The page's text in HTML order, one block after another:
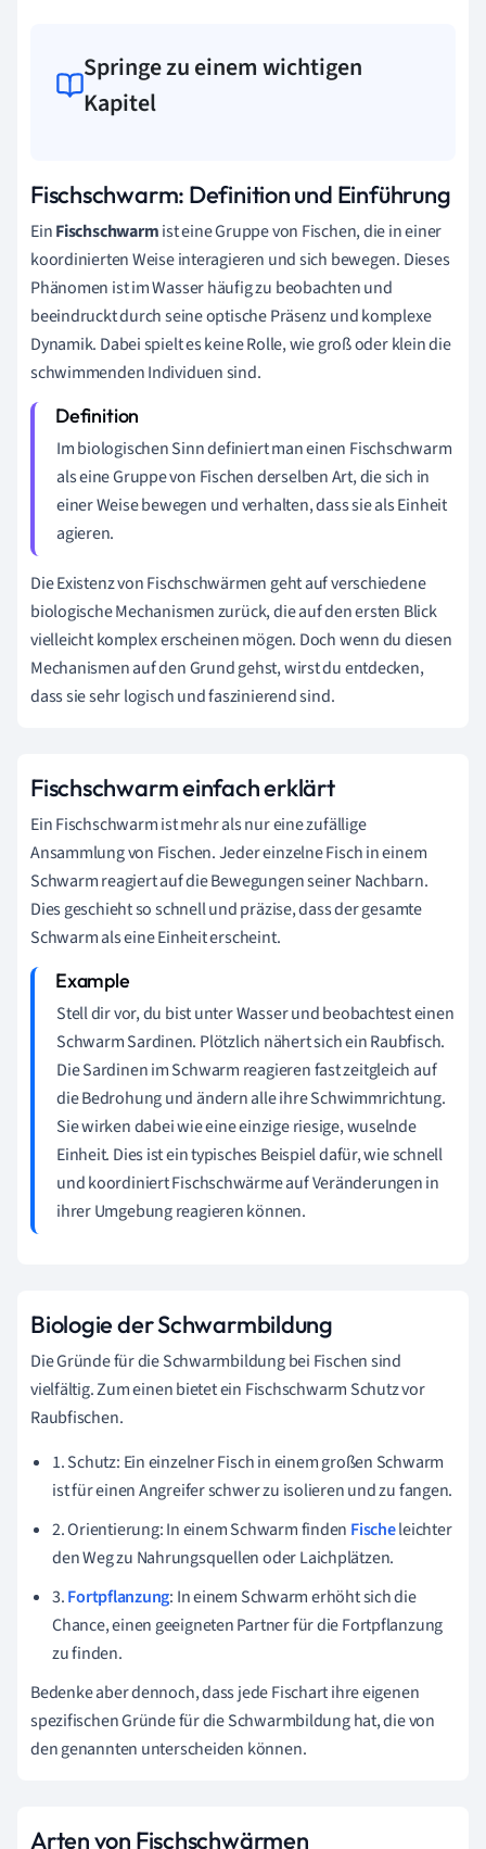
Springe zu einem wichtigen
Kapitel
Fischschwarm: Definition und Einführung
EinFischschwarmist eine Gruppe von Fischen, die in einer
koordinierten Weise interagieren und sich bewegen. Dieses
Phänomen ist im Wasser häufig zu beobachten und
beeindruckt durch seine optische Präsenz und komplexe
Dynamik. Dabei spielt es keine Rolle, wie groß oder klein die
schwimmenden Individuen sind.
Im biologischen Sinn definiert man einen Fischschwarm
als eine Gruppe von Fischen derselben Art, die sich in
einer Weise bewegen und verhalten, dass sie als Einheit
agieren.
Die Existenz von Fischschwärmen geht auf verschiedene
biologische Mechanismen zurück, die auf den ersten Blick
vielleicht komplex erscheinen mögen. Doch wenn du diesen
Mechanismen auf den Grund gehst, wirst du entdecken,
dass sie sehr logisch und faszinierend sind.
Fischschwarm einfach erklärt
Ein Fischschwarm ist mehr als nur eine zufällige
Ansammlung von Fischen. Jeder einzelne Fisch in einem
Schwarm reagiert auf die Bewegungen seiner Nachbarn.
Dies geschieht so schnell und präzise, dass der gesamte
Schwarm als eine Einheit erscheint.
Stell dir vor, du bist unter Wasser und beobachtest einen
Schwarm Sardinen. Plötzlich nähert sich ein Raubfisch.
Die Sardinen im Schwarm reagieren fast zeitgleich auf
die Bedrohung und ändern alle ihre Schwimmrichtung.
Sie wirken dabei wie eine einzige riesige, wuselnde
Einheit. Dies ist ein typisches Beispiel dafür, wie schnell
und koordiniert Fischschwärme auf Veränderungen in
ihrer Umgebung reagieren können.
Biologie der Schwarmbildung
Die Gründe für die Schwarmbildung bei Fischen sind
vielfältig. Zum einen bietet ein Fischschwarm Schutz vor
Raubfischen.
1. Schutz: Ein einzelner Fisch in einem großen Schwarm
ist für einen Angreifer schwer zu isolieren und zu fangen.
2. Orientierung: In einem Schwarm finden Fischeleichter
den Weg zu Nahrungsquellen oder Laichplätzen.
3.Fortpflanzung: In einem Schwarm erhöht sich die
Chance, einen geeigneten Partner für die Fortpflanzung
zu finden.
Bedenke aber dennoch, dass jede Fischart ihre eigenen
spezifischen Gründe für die Schwarmbildung hat, die von
den genannten unterscheiden können.
Arten von Fischschwärmen